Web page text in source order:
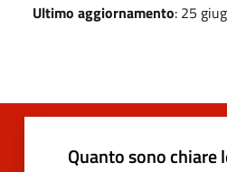
Ultimo aggiornamento: 25
Quanto sono